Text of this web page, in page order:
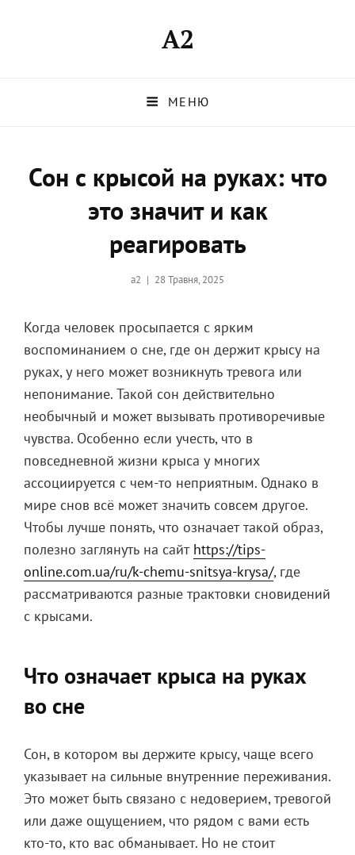
A2
МЕНЮ
Сон с крысой на руках: что
это значит и как
реагировать
a2
Опубликовано
28 Травня, 2025
Когда человек просыпается с ярким
воспоминанием о сне, где он держит крысу на
руках, у него может возникнуть тревога или
непонимание. Такой сон действительно
необычный и может вызывать противоречивые
чувства. Особенно если учесть, что в
повседневной жизни крыса у многих
ассоциируется с чем-то неприятным. Однако в
мире снов всё может значить совсем другое.
Чтобы лучше понять, что означает такой образ,
полезно заглянуть на сайт https://tips-
online.com.ua/ru/k-chemu-snitsya-krysa/, где
рассматриваются разные трактовки сновидений
с крысами.
Что означает крыса на руках
во сне
Сон, в котором вы держите крысу, чаще всего
указывает на сильные внутренние переживания.
Это может быть связано с недоверием, тревогой
или даже ощущением, что рядом с вами есть
кто-то, кто вас обманывает. Но не стоит